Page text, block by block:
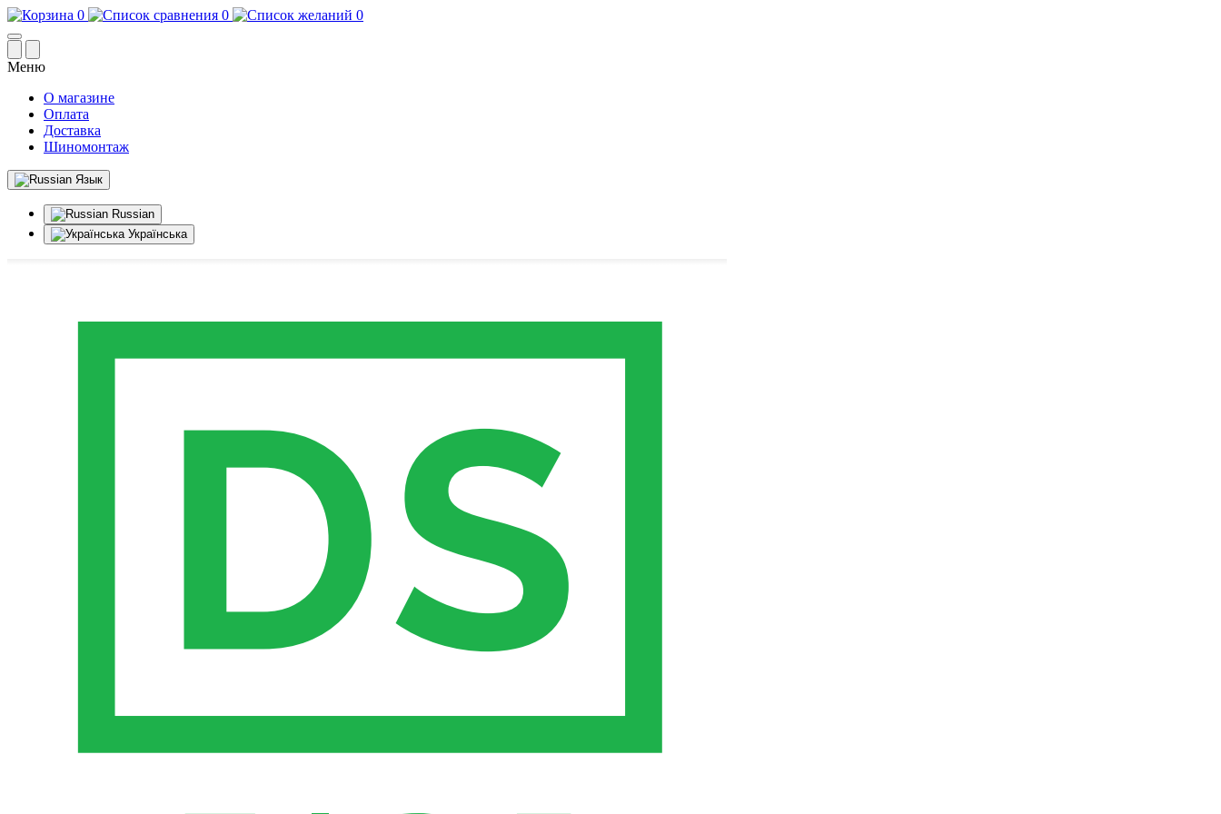
0 0 0
Меню
О магазине
Оплата
Доставка
Шиномонтаж
Язык
Russian
Українська